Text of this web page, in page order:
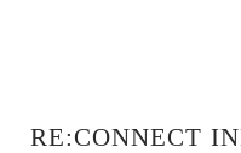
RE:CONNECT